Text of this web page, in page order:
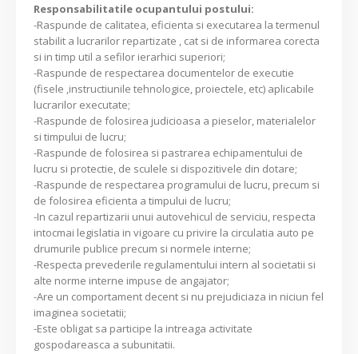
Responsabilitatile ocupantului postului:
-Raspunde de calitatea, eficienta si executarea la termenul
stabilit a lucrarilor repartizate , cat si de informarea corecta
si in timp util a sefilor ierarhici superiori;
-Raspunde de respectarea documentelor de executie
(fisele ,instructiunile tehnologice, proiectele, etc) aplicabile
lucrarilor executate;
-Raspunde de folosirea judicioasa a pieselor, materialelor
si timpului de lucru;
-Raspunde de folosirea si pastrarea echipamentului de
lucru si protectie, de sculele si dispozitivele din dotare;
-Raspunde de respectarea programului de lucru, precum si
de folosirea eficienta a timpului de lucru;
-In cazul repartizarii unui autovehicul de serviciu, respecta
intocmai legislatia in vigoare cu privire la circulatia auto pe
drumurile publice precum si normele interne;
-Respecta prevederile regulamentului intern al societatii si
alte norme interne impuse de angajator;
-Are un comportament decent si nu prejudiciaza in niciun fel
imaginea societatii;
-Este obligat sa participe la intreaga activitate
gospodareasca a subunitatii.